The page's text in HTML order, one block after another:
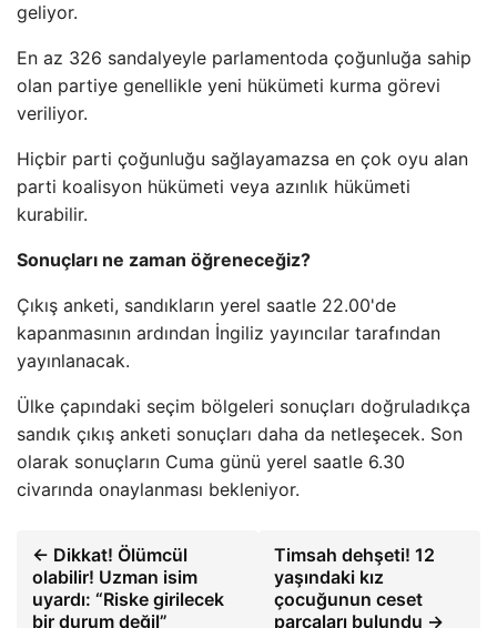
geliyor.
En az 326 sandalyeyle parlamentoda çoğunluğa sahip
olan partiye genellikle yeni hükümeti kurma görevi
veriliyor.
Hiçbir parti çoğunluğu sağlayamazsa en çok oyu alan
parti koalisyon hükümeti veya azınlık hükümeti
kurabilir.
Sonuçları ne zaman öğreneceğiz?
Çıkış anketi, sandıkların yerel saatle 22.00'de
kapanmasının ardından İngiliz yayıncılar tarafından
yayınlanacak.
Ülke çapındaki seçim bölgeleri sonuçları doğruladıkça
sandık çıkış anketi sonuçları daha da netleşecek. Son
olarak sonuçların Cuma günü yerel saatle 6.30
civarında onaylanması bekleniyor.
← Dikkat! Ölümcül
olabilir! Uzman isim
uyardı: “Riske girilecek
bir durum değil”
Timsah dehşeti! 12
yaşındaki kız
çocuğunun ceset
parçaları bulundu →